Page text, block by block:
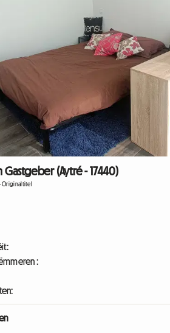
(Aytré - 17440)
-Originaltitel
: